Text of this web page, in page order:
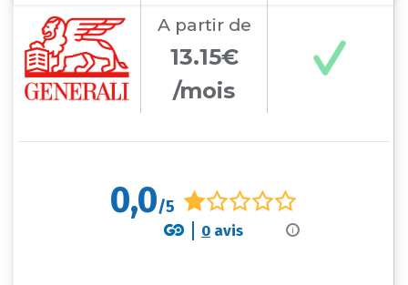
A partir de
13.15€
/mois
i
0,0/5
0 avis